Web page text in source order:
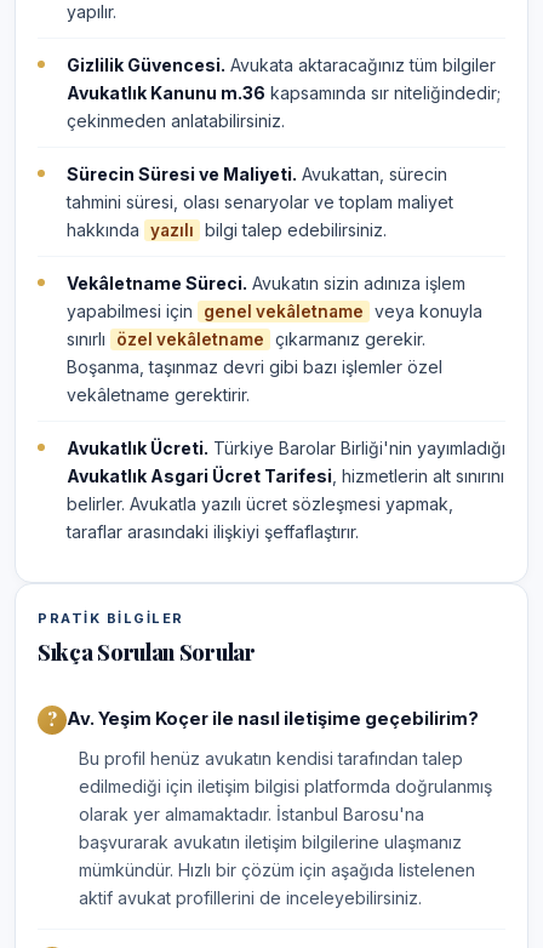
yapılır.
Gizlilik Güvencesi. Avukata aktaracağınız tüm bilgiler
Avukatlık Kanunu m.36 kapsamında sır niteliğindedir;
çekinmeden anlatabilirsiniz.
Sürecin Süresi ve Maliyeti. Avukattan, sürecin
tahmini süresi, olası senaryolar ve toplam maliyet
hakkında
yazılı bilgi talep edebilirsiniz.
Vekâletname Süreci. Avukatın sizin adınıza işlem
yapabilmesi için
genel vekâletname
veya konuyla
sınırlı
özel vekâletname
çıkarmanız gerekir.
Boşanma, taşınmaz devri gibi bazı işlemler özel
vekâletname gerektirir.
Avukatlık Ücreti. Türkiye Barolar Birliği'nin yayımladığı
Avukatlık Asgari Ücret Tarifesi , hizmetlerin alt sınırını
belirler. Avukatla yazılı ücret sözleşmesi yapmak,
taraflar arasındaki ilişkiyi şeffaflaştırır.
PRATIK BILGILER
Sıkça Sorulan Sorular
Av. Yeşim Koçer ile nasıl iletişime geçebilirim?
Bu profil henüz avukatın kendisi tarafından talep
edilmediği için iletişim bilgisi platformda doğrulanmış
olarak yer almamaktadır. İstanbul Barosu'na
başvurarak avukatın iletişim bilgilerine ulaşmanız
mümkündür. Hızlı bir çözüm için aşağıda listelenen
aktif avukat profillerini de inceleyebilirsiniz.